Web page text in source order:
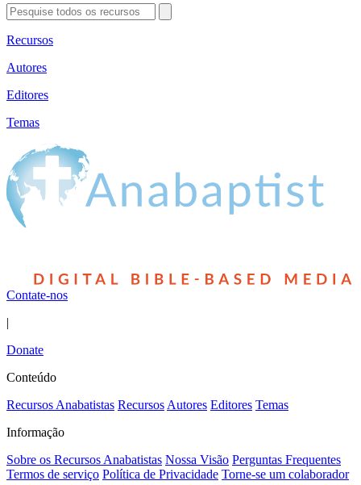
Recursos
Autores
Editores
Temas
Contate-nos
|
Donate
Conteúdo
Recursos Anabatistas Recursos Autores Editores Temas
Informação
Sobre os Recursos Anabatistas Nossa Visão Perguntas Frequentes
Termos de serviço Política de Privacidade Torne-se um colaborador